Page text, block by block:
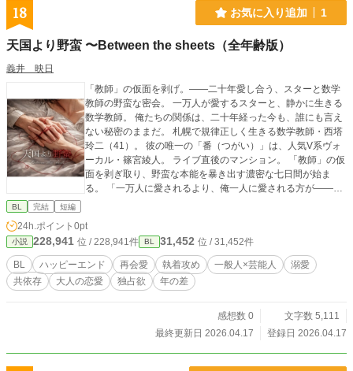
18 お気に入り追加 1
天国より野蛮 〜Between the sheets（全年齢版）
義井 映日
「教師」の仮面を剥げ。――二十年愛し合う、スターと数学
教師の野蛮な密会。 ​一万人が愛するスターと、静かに生きる
数学教師。 俺たちの関係は、二十年経った今も、誰にも言え
ない秘密のままだ。 ​札幌で規律正しく生きる数学教師・西塔
玲二（41）。 彼の唯一の「番（つがい）」は、人気V系ヴォ
ーカル・篠宮綾人。 ​ライブ直後のマンション。 「教師」の仮
面を剥ぎ取り、野蛮な本能を暴き出す濃密な七日間が始ま
る。 ​「一万人に愛されるより、俺一人に愛される方が――ず
BL 完結 短編
24h.ポイント 0pt
小説 228,941 位 / 228,941件 BL 31,452 位 / 31,452件
BL ハッピーエンド 再会愛 執着攻め 一般人×芸能人
溺愛
共依存
大人の恋愛 独占欲 年の差
感想数 0
文字数 5,111
最終更新日 2026.04.17
登録日 2026.04.17